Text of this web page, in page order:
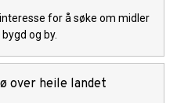
for å søke om midler
og by.
over heile landet